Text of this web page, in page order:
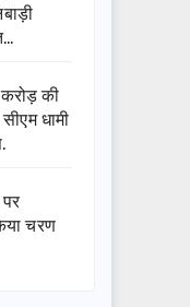
की
धामी
पर
चरण